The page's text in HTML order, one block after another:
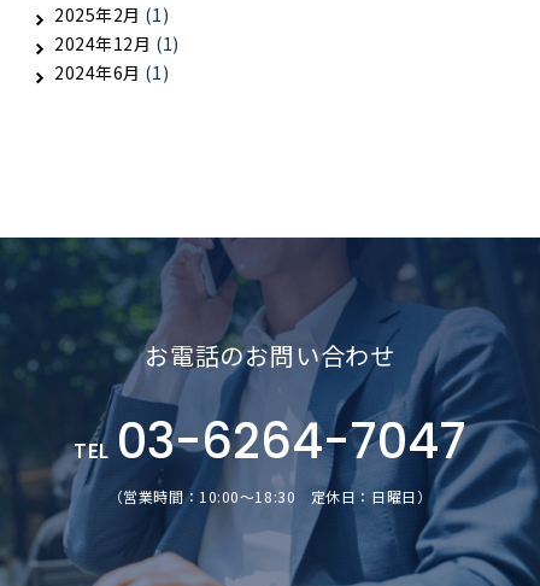
2025年2月 (1)
2024年12月 (1)
2024年6月 (1)
お電話のお問い合わせ
TEL 03-6264-7047
（営業時間：10:00～18:30 定休日：日曜日）